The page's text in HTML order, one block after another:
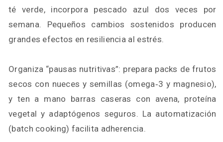
té verde, incorpora pescado azul dos veces por
semana. Pequeños cambios sostenidos producen
grandes efectos en resiliencia al estrés.
Organiza “pausas nutritivas”: prepara packs de frutos
secos con nueces y semillas (omega‑3 y magnesio),
y ten a mano barras caseras con avena, proteína
vegetal y adaptógenos seguros. La automatización
(batch cooking) facilita adherencia.